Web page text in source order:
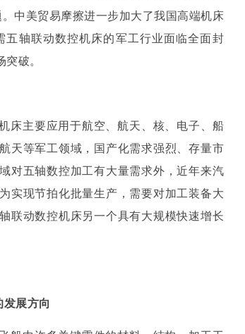
中美贸易摩擦进一步加大了我国高端机床
轴联动数控机床的军工行业面临全面封
破。
床主要应用于航空、航天、核、电子、船
天等军工领域，国产化需求强烈、存量市
对五轴数控加工有大量需求外，近年来汽
实现节拍化批量生产，需要对加工装备大
联动数控机床另一个具有大规模快速增长
展方向
们提出宝贵的意见。